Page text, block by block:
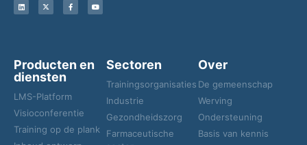
Producten en
diensten
LMS-Platform
Visioconferentie
Training op de plank
Sectoren
Trainingsorganisaties
Industrie
Gezondheidszorg
Farmaceutische
Over
De gemeenschap
Werving
Ondersteuning
Basis van kennis